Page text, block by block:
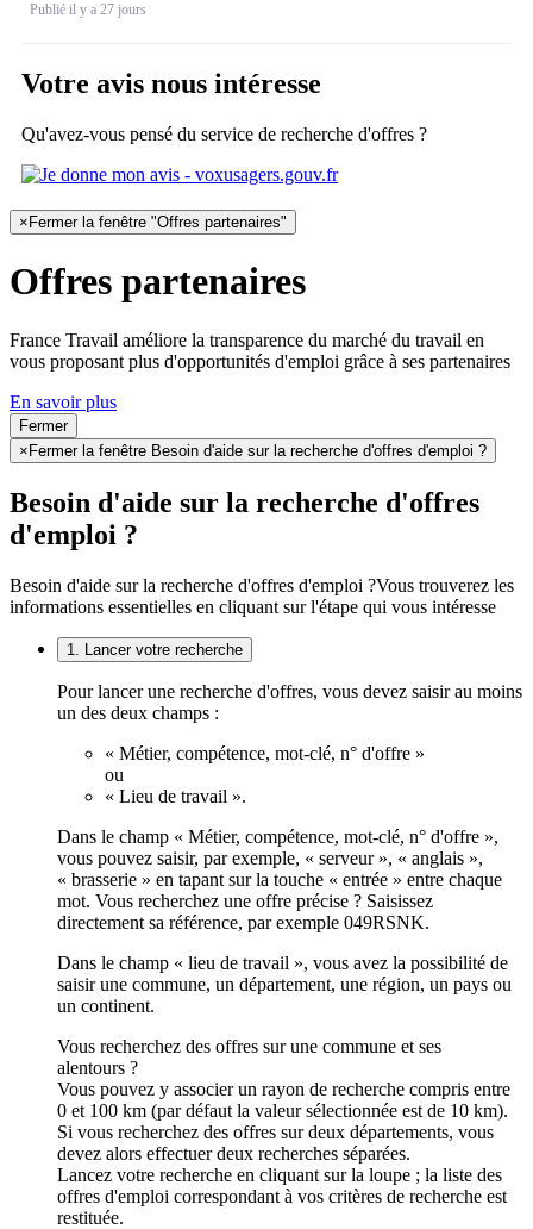
Publié il y a 27 jours
Votre avis nous intéresse
Qu'avez-vous pensé du service de recherche d'offres ?
× Fermer la fenêtre "Offres partenaires"
Offres partenaires
France Travail améliore la transparence du marché du travail en
vous proposant plus d'opportunités d'emploi grâce à ses partenaires
En savoir plus
Fermer
×Fermer la fenêtre Besoin d'aide sur la recherche d'offres d'emploi ?
Besoin d'aide sur la recherche d'offres
d'emploi ?
Besoin d'aide sur la recherche d'offres d'emploi ?Vous trouverez les
informations essentielles en cliquant sur l'étape qui vous intéresse
1. Lancer votre recherche
Pour lancer une recherche d'offres, vous devez saisir au moins
un des deux champs :
« Métier, compétence, mot-clé, n° d'offre »
ou
« Lieu de travail ».
Dans le champ « Métier, compétence, mot-clé, n° d'offre »,
vous pouvez saisir, par exemple, « serveur », « anglais »,
« brasserie » en tapant sur la touche « entrée » entre chaque
mot. Vous recherchez une offre précise ? Saisissez
directement sa référence, par exemple 049RSNK.
Dans le champ « lieu de travail », vous avez la possibilité de
saisir une commune, un département, une région, un pays ou
un continent.
Vous recherchez des offres sur une commune et ses
alentours ?
Vous pouvez y associer un rayon de recherche compris entre
0 et 100 km (par défaut la valeur sélectionnée est de 10 km).
Si vous recherchez des offres sur deux départements, vous
devez alors effectuer deux recherches séparées.
Lancez votre recherche en cliquant sur la loupe ; la liste des
offres d'emploi correspondant à vos critères de recherche est
restituée.